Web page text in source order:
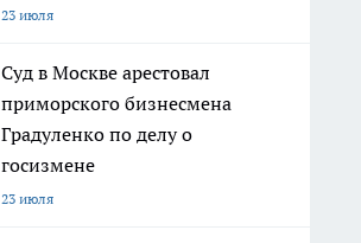
23 июля
Суд в Москве арестовал
приморского бизнесмена
Градуленко по делу о
госизмене
23 июля